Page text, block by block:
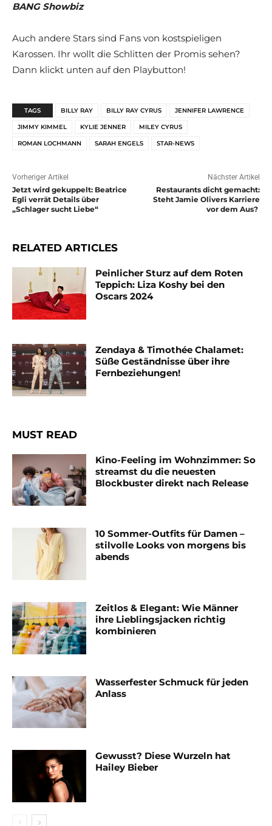
BANG Showbiz
Auch andere Stars sind Fans von kostspieligen
Karossen. Ihr wollt die Schlitten der Promis sehen?
Dann klickt unten auf den Playbutton!
TAGS BILLY RAY BILLY RAY CYRUS JENNIFER LAWRENCE
JIMMY KIMMEL KYLIE JENNER MILEY CYRUS
ROMAN LOCHMANN SARAH ENGELS STAR-NEWS
Vorheriger Artikel
Jetzt wird gekuppelt: Beatrice
Egli verrät Details über
„Schlager sucht Liebe“
Nächster Artikel
Restaurants dicht gemacht:
Steht Jamie Olivers Karriere
vor dem Aus?
RELATED ARTICLES
Peinlicher Sturz auf dem Roten
Teppich: Liza Koshy bei den
Oscars 2024
Zendaya & Timothée Chalamet:
Süße Geständnisse über ihre
Fernbeziehungen!
MUST READ
Kino-Feeling im Wohnzimmer: So
streamst du die neuesten
Blockbuster direkt nach Release
10 Sommer-Outfits für Damen –
stilvolle Looks von morgens bis
abends
Zeitlos & Elegant: Wie Männer
ihre Lieblingsjacken richtig
kombinieren
Wasserfester Schmuck für jeden
Anlass
Gewusst? Diese Wurzeln hat
Hailey Bieber